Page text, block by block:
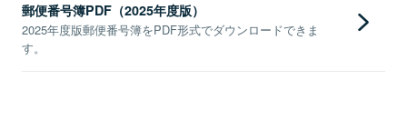
郵便番号簿PDF（2025年度版）
2025年度版郵便番号簿をPDF形式でダウンロードできま
す。